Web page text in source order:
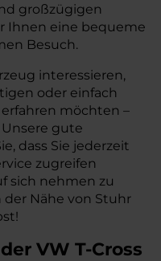
großzügigen
Ihnen eine bequeme
Besuch.
interessieren,
oder einfach
möchten –
gute
dass Sie jederzeit
zugreifen
sich nehmen zu
der Nähe von Stuhr
VW T-Cross